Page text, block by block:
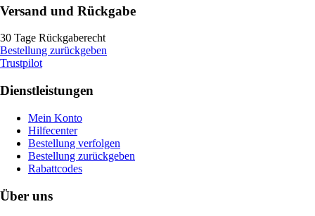
Versand und Rückgabe
30 Tage Rückgaberecht
Bestellung zurückgeben
Trustpilot
Dienstleistungen
Mein Konto
Hilfecenter
Bestellung verfolgen
Bestellung zurückgeben
Rabattcodes
Über uns